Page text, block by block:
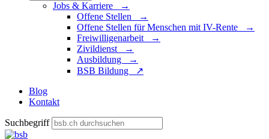
Jobs & Karriere →
Offene Stellen →
Offene Stellen für Menschen mit IV-Rente →
Freiwilligenarbeit →
Zivildienst →
Ausbildung →
BSB Bildung ↗
Blog
Kontakt
Suchbegriff